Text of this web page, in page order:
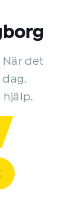
När det
dag.
hjälp.